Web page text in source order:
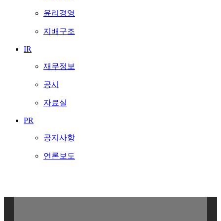
윤리경영
지배구조
IR
재무정보
공시
자료실
PR
공지사항
언론보도